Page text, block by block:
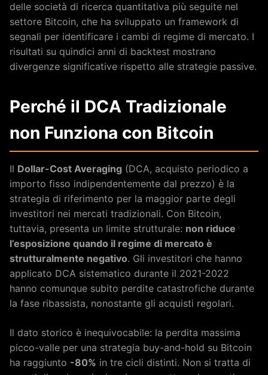
delle società di ricerca quantitativa più seguite nel
settore Bitcoin, che ha sviluppato un framework di
segnali per identificare i cambi di regime di mercato. I
risultati su quindici anni di backtest mostrano
divergenze significative rispetto alle strategie passive.
Perché il DCA Tradizionale
non Funziona con Bitcoin
Il Dollar-Cost Averaging (DCA, acquisto periodico a
importo fisso indipendentemente dal prezzo) è la
strategia di riferimento per la maggior parte degli
investitori nei mercati tradizionali. Con Bitcoin,
tuttavia, presenta un limite strutturale: non riduce
l’esposizione quando il regime di mercato è
strutturalmente negativo. Gli investitori che hanno
applicato DCA sistematico durante il 2021-2022
hanno comunque subito perdite catastrofiche durante
la fase ribassista, nonostante gli acquisti regolari.
Il dato storico è inequivocabile: la perdita massima
picco-valle per una strategia buy-and-hold su Bitcoin
ha raggiunto -80% in tre cicli distinti. Non si tratta di